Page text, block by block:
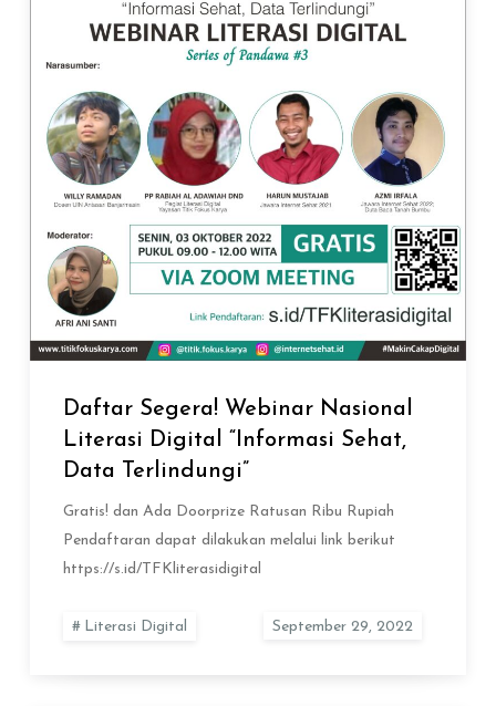
Daftar Segera! Webinar Nasional
Literasi Digital “Informasi Sehat,
Data Terlindungi”
Gratis! dan Ada Doorprize Ratusan Ribu Rupiah
Pendaftaran dapat dilakukan melalui link berikut
https://s.id/TFKliterasidigital
Literasi Digital